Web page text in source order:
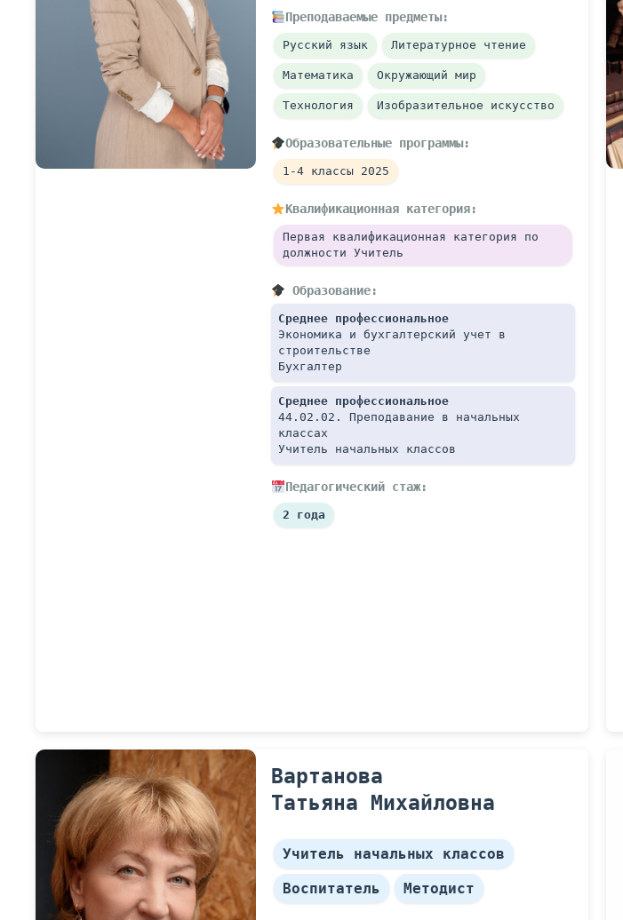
Преподаваемые предметы:
Русский язык Литературное чтение
Математика Окружающий мир
Технология Изобразительное искусство
Образовательные программы:
1-4 классы 2025
Квалификационная категория:
Первая квалификационная категория по
должности Учитель
Образование:
Среднее профессиональное
Экономика и бухгалтерский учет в
строительстве
Бухгалтер
Среднее профессиональное
44.02.02. Преподавание в начальных
классах
Учитель начальных классов
Педагогический стаж:
2 годa
Вартанова
Татьяна Михайловна
Учитель начальных классов
Воспитатель Методист